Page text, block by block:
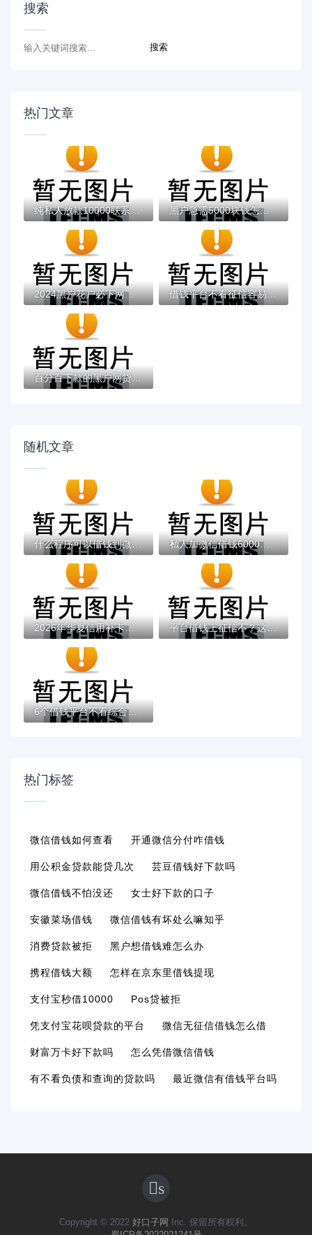
搜索
热门文章
纯私人放款10000联系方式有吗？ 黑户急需5000块钱怎么办？五种解决方法帮你...
2024黑户花户必下网贷推荐：解决信用难题的... 借钱平台不看征信容易通过的推荐【2024年最...
百分百下款的黑户网贷：无担保高通过率的贷...
随机文章
什么程序可以借钱到微信？这6个无视黑白的网... 私人加微信借钱6000晚上还靠谱吗？微信借款...
2026年华夏信用补卡被拒，超热门的10个有那... 平台借钱上征信不？这5类必看！征信花了咋补...
6个借钱平台不看综合评估的app推荐，专为攻...
热门标签
微信借钱如何查看 开通微信分付咋借钱
用公积金贷款能贷几次 芸豆借钱好下款吗
微信借钱不怕没还 女士好下款的口子
安徽菜场借钱 微信借钱有坏处么嘛知乎
消费贷款被拒 黑户想借钱难怎么办
携程借钱大额 怎样在京东里借钱提现
支付宝秒借10000 Pos贷被拒
凭支付宝花呗贷款的平台 微信无征信借钱怎么借
财富万卡好下款吗 怎么凭借微信借钱
有不看负债和查询的贷款吗 最近微信有借钱平台吗
s
Copyright © 2022 好口子网
Inc. 保留所有权利。